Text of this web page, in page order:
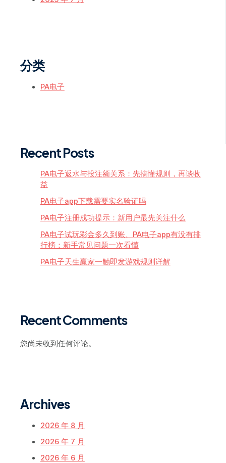
分类
PA电子
Recent Posts
PA电子返水与投注额关系：先搞懂规则，再谈收
益
PA电子app下载需要实名验证吗
PA电子注册成功提示：新用户最先关注什么
PA电子试玩彩金多久到账、PA电子app有没有排
行榜：新手常见问题一次看懂
PA电子天生赢家一触即发游戏规则详解
Recent Comments
您尚未收到任何评论。
Archives
2026 年 8 月
2026 年 7 月
2026 年 6 月